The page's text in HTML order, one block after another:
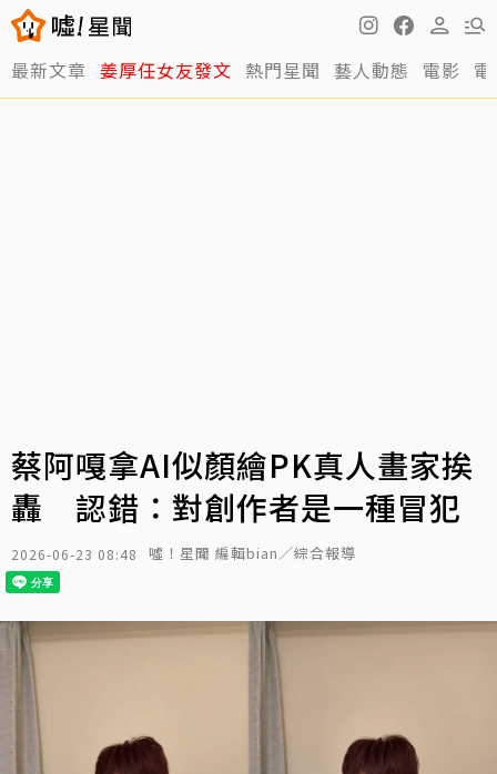
最新文章 姜厚任女友發文 熱門星聞 藝人動態 電影
蔡阿嘎拿AI似顏繪PK真人畫家挨
轟 認錯：對創作者是一種冒犯
2026-06-23 08:48 噓！星聞 編輯bian／綜合報導